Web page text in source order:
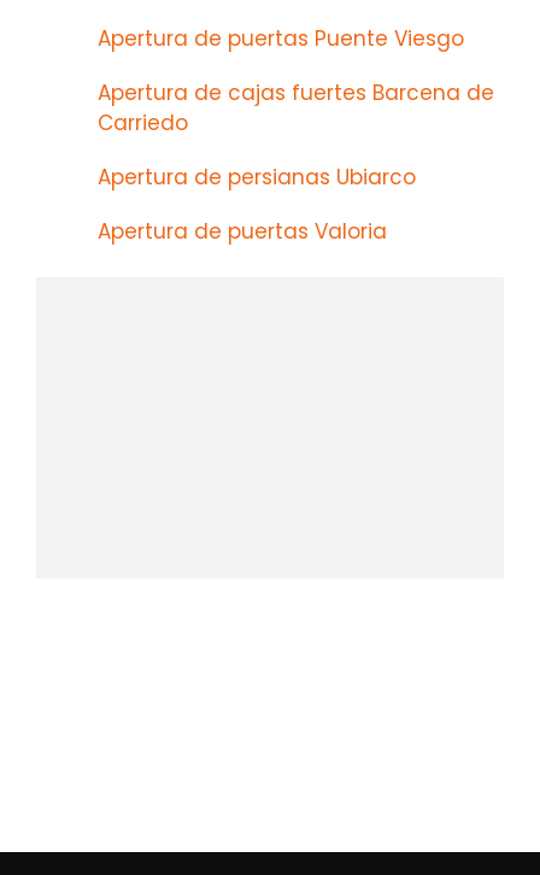
Apertura de puertas Puente Viesgo
Apertura de cajas fuertes Barcena de
Carriedo
Apertura de persianas Ubiarco
Apertura de puertas Valoria